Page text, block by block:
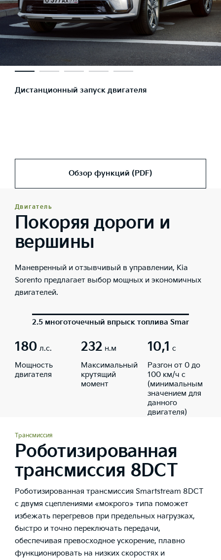
Дистанционный запуск двигателя
Обзор функций (PDF)
Двигатель
Покоряя дороги и
вершины
Маневренный и отзывчивый в управлении, Kia
Sorento предлагает выбор мощных и экономичных
двигателей.
2.5 многоточечный впрыск топлива
180 л.с.
Мощность
двигателя
232 н.м
Максимальный
крутящий
момент
10,1 с
Разгон от 0 до
100 км/ч с
(минимальным
значением для
данного
двигателя)
Трансмиссия
Роботизированная
трансмиссия 8DCT
Роботизированная трансмиссия Smartstream 8DCT
с двумя сцеплениями «мокрого» типа поможет
избежать перегревов при предельных нагрузках,
быстро и точно переключать передачи,
обеспечивая превосходное ускорение, плавно
функционировать на низких скоростях и